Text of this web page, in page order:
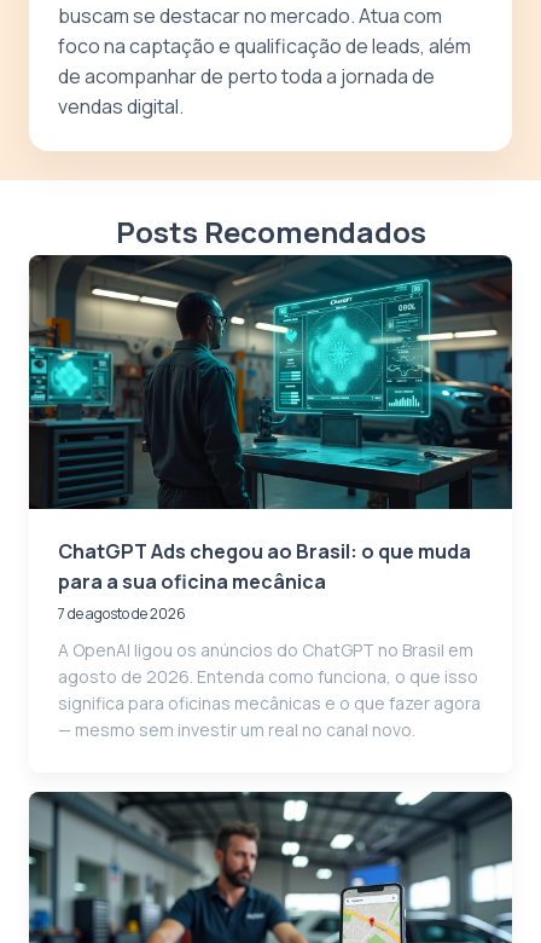
buscam se destacar no mercado. Atua com
foco na captação e qualificação de leads, além
de acompanhar de perto toda a jornada de
vendas digital.
Posts Recomendados
ChatGPT Ads chegou ao Brasil: o que muda
para a sua oficina mecânica
7 de agosto de 2026
A OpenAI ligou os anúncios do ChatGPT no Brasil em
agosto de 2026. Entenda como funciona, o que isso
significa para oficinas mecânicas e o que fazer agora
— mesmo sem investir um real no canal novo.